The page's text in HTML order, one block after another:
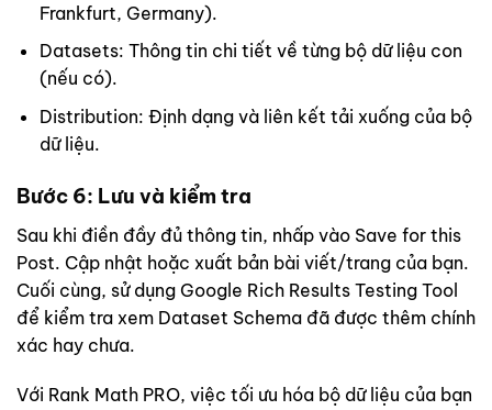
Frankfurt, Germany).
Datasets: Thông tin chi tiết về từng bộ dữ liệu con
(nếu có).
Distribution: Định dạng và liên kết tải xuống của bộ
dữ liệu.
Bước 6: Lưu và kiểm tra
Sau khi điền đầy đủ thông tin, nhấp vào Save for this
Post. Cập nhật hoặc xuất bản bài viết/trang của bạn.
Cuối cùng, sử dụng Google Rich Results Testing Tool
để kiểm tra xem Dataset Schema đã được thêm chính
xác hay chưa.
Với Rank Math PRO, việc tối ưu hóa bộ dữ liệu của bạn